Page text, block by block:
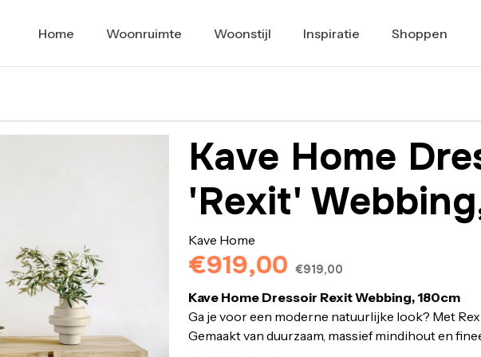
Home Woonruimte Woonstijl Inspiratie Shoppen
Kave Home
'Rexit'
Kave Home
€919,00 €919,00
Kave Home Dressoir Rexit Webbing, 180cm
Ga je voor een moderne natuurlijke look? Met
Gemaakt van duurzaam, massief mindihout en